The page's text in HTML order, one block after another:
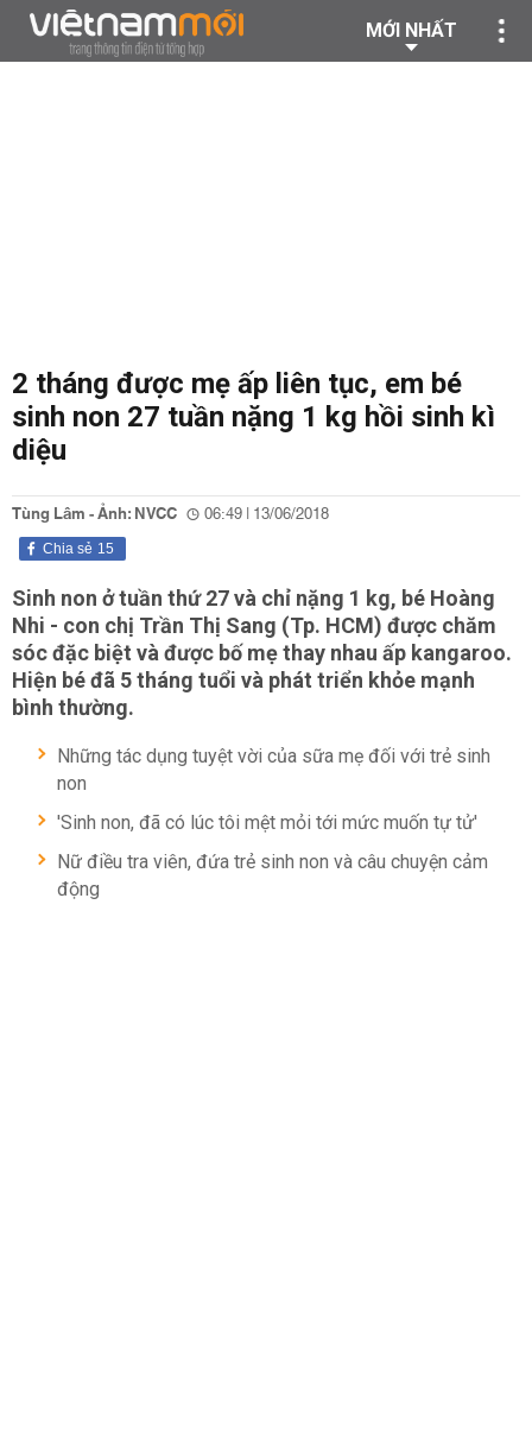
MỚI NHẤT
2 tháng được mẹ ấp liên tục, em bé
sinh non 27 tuần nặng 1 kg hồi sinh kì
diệu
Tùng Lâm - Ảnh: NVCC 06:49 | 13/06/2018
15
Chia sẻ
Sinh non ở tuần thứ 27 và chỉ nặng 1 kg, bé Hoàng
Nhi - con chị Trần Thị Sang (Tp. HCM) được chăm
sóc đặc biệt và được bố mẹ thay nhau ấp kangaroo.
Hiện bé đã 5 tháng tuổi và phát triển khỏe mạnh
bình thường.
Những tác dụng tuyệt vời của sữa mẹ đối với trẻ sinh
non
'Sinh non, đã có lúc tôi mệt mỏi tới mức muốn tự tử'
Nữ điều tra viên, đứa trẻ sinh non và câu chuyện cảm
động